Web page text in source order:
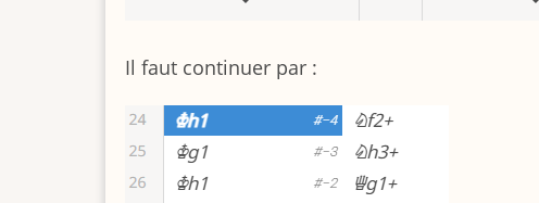
Il faut continuer par :